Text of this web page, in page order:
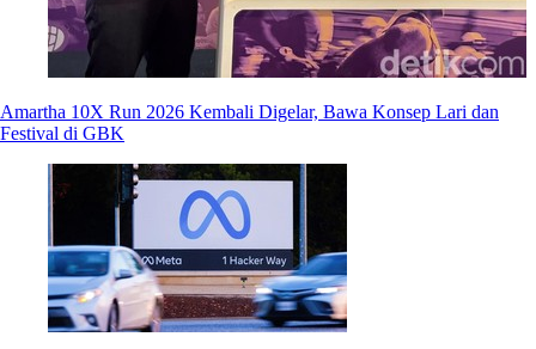
Amartha 10X Run 2026 Kembali Digelar, Bawa Konsep Lari dan
Festival di GBK